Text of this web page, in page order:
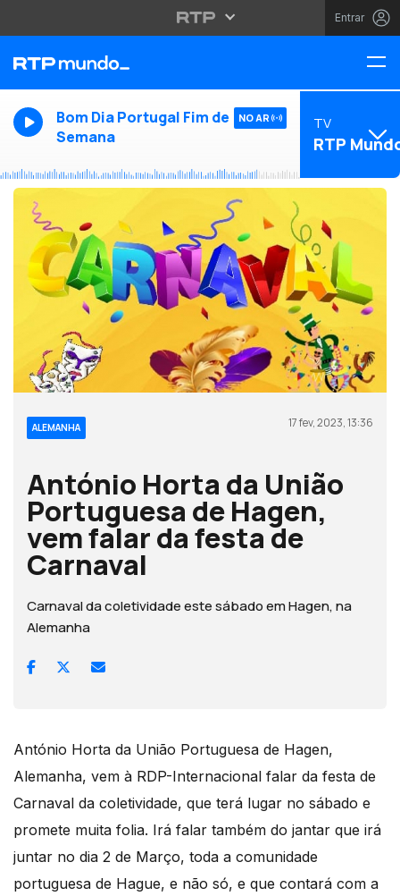
Entrar
Bom Dia Portugal Fim de
Semana
NO AR TV
RTP
ALEMANHA 17 fev, 2023, 13:36
António Horta da União
Portuguesa de Hagen,
vem falar da festa de
Carnaval
Carnaval da coletividade este sábado em Hagen, na
Alemanha
António Horta da União Portuguesa de Hagen,
Alemanha, vem à RDP-Internacional falar da festa de
Carnaval da coletividade, que terá lugar no sábado e
promete muita folia. Irá falar também do jantar que irá
juntar no dia 2 de Março, toda a comunidade
portuguesa de Hague, e não só, e que contará com a